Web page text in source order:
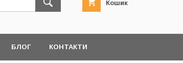
Кошик
БЛОГ КОНТАКТИ